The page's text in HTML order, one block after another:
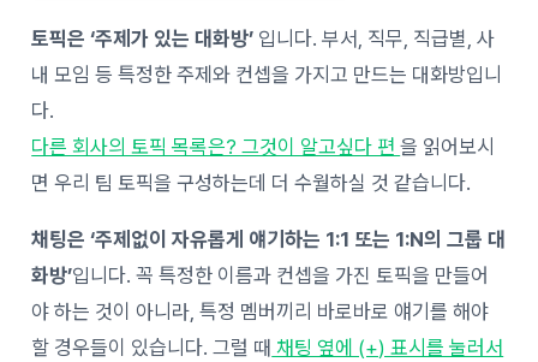
토픽은 ‘주제가 있는 대화방’ 입니다. 부서, 직무, 직급별, 사
내 모임 등 특정한 주제와 컨셉을 가지고 만드는 대화방입니
다.
다른 회사의 토픽 목록은? 그것이 알고싶다 편을 읽어보시
면 우리 팀 토픽을 구성하는데 더 수월하실 것 같습니다.
채팅은 ‘주제없이 자유롭게 얘기하는 1:1 또는 1:N의 그룹 대
화방’입니다. 꼭 특정한 이름과 컨셉을 가진 토픽을 만들어
야 하는 것이 아니라, 특정 멤버끼리 바로바로 얘기를 해야
할 경우들이 있습니다. 그럴 때 채팅 옆에 (+) 표시를 눌러서